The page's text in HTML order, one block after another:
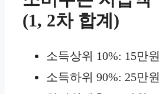
(1, 2차 합계)
소득상위 10%: 15만원
소득하위 90%: 25만원